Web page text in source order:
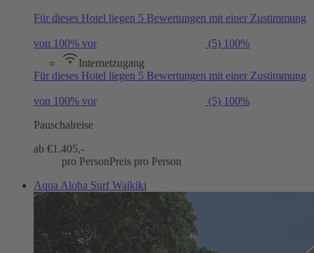
Für dieses Hotel liegen 5 Bewertungen mit einer Zustimmung
von 100% vor (5) 100%
Internetzugang
Für dieses Hotel liegen 5 Bewertungen mit einer Zustimmung
von 100% vor (5) 100%
Pauschalreise
ab €1.405,-
pro PersonPreis pro Person
Aqua Aloha Surf Waikiki